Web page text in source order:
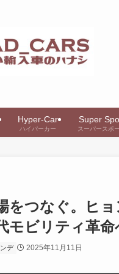
Hyper-Car
ハイパーカー
Super
スーパースポ
をつなぐ。ヒ
モビリティ革命
デ 2025年11月11日